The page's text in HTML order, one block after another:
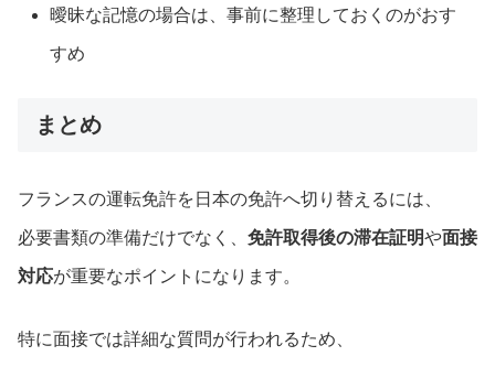
曖昧な記憶の場合は、事前に整理しておくのがおす
すめ
まとめ
フランスの運転免許を日本の免許へ切り替えるには、
必要書類の準備だけでなく、 免許取得後の滞在証明や面接
対応が重要なポイントになります。
特に面接では詳細な質問が行われるため、